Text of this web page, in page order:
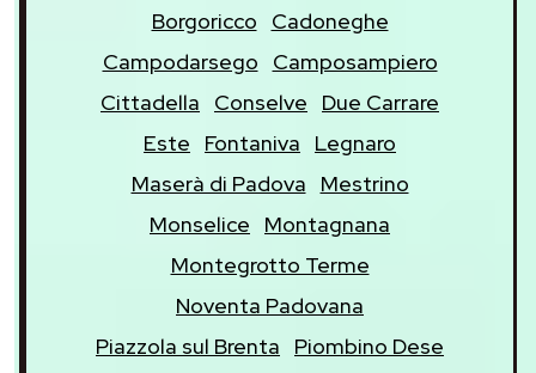
Borgoricco
Cadoneghe
Campodarsego
Camposampiero
Cittadella
Conselve
Due Carrare
Este
Fontaniva
Legnaro
Maserà di Padova
Mestrino
Monselice
Montagnana
Montegrotto Terme
Noventa Padovana
Piazzola sul Brenta
Piombino Dese